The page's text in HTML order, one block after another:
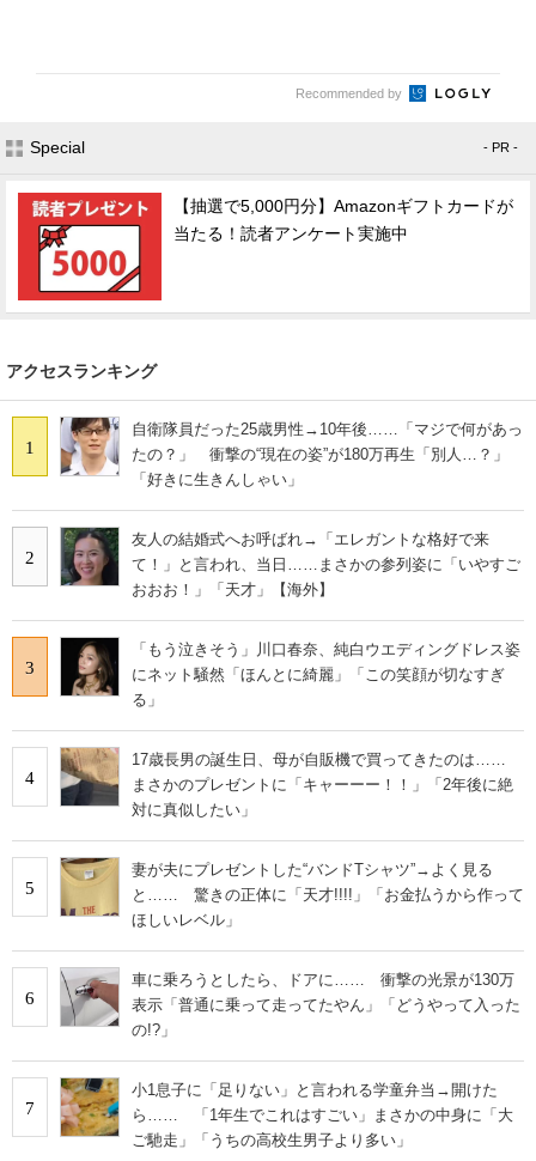
Recommended by
Special - PR -
【抽選で5,000円分】Amazonギフトカードが
当たる！読者アンケート実施中
アクセスランキング
1
自衛隊員だった25歳男性→10年後……「マジで何があっ
たの？」 衝撃の“現在の姿”が180万再生「別人…？」
「好きに生きんしゃい」
2
友人の結婚式へお呼ばれ→「エレガントな格好で来
て！」と言われ、当日……まさかの参列姿に「いやすご
おおお！」「天才」【海外】
3
「もう泣きそう」川口春奈、純白ウエディングドレス姿
にネット騒然「ほんとに綺麗」「この笑顔が切なすぎ
る」
4
17歳長男の誕生日、母が自販機で買ってきたのは……
まさかのプレゼントに「キャーーー！！」「2年後に絶
対に真似したい」
5
妻が夫にプレゼントした“バンドTシャツ”→よく見る
と…… 驚きの正体に「天才!!!!」「お金払うから作って
ほしいレベル」
6
車に乗ろうとしたら、ドアに…… 衝撃の光景が130万
表示「普通に乗って走ってたやん」「どうやって入った
の!?」
7
小1息子に「足りない」と言われる学童弁当→開けた
ら…… 「1年生でこれはすごい」まさかの中身に「大
ご馳走」「うちの高校生男子より多い」